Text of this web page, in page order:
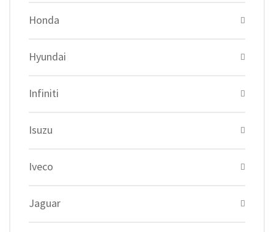
Honda
Hyundai
Infiniti
Isuzu
Iveco
Jaguar